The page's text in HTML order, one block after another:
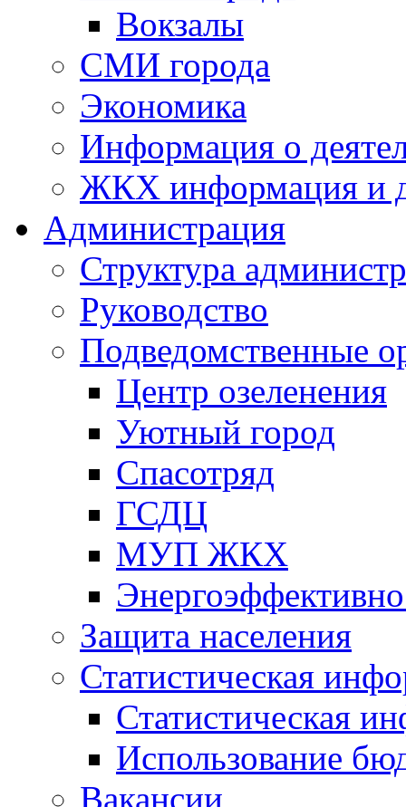
Вокзалы
СМИ города
Экономика
Информация о
ЖКХ информация и
Администрация
Структура
Руководство
Подведомственные
Центр озеленения
Уютный город
Спасотряд
ГСДЦ
МУП ЖКХ
Защита населения
Статистическая
Статистическая
Использование
Вакансии